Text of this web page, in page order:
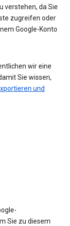
verstehen, da Sie
zugreifen oder
Google-Konto
wir eine
Sie wissen,
und
Sie zu diesem